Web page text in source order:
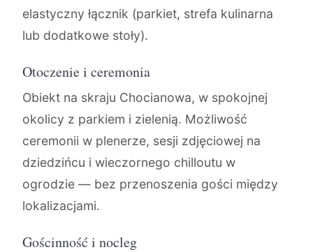
elastyczny łącznik (parkiet, strefa kulinarna
lub dodatkowe stoły).
Otoczenie i ceremonia
Obiekt na skraju Chocianowa, w spokojnej
okolicy z parkiem i zielenią. Możliwość
ceremonii w plenerze, sesji zdjęciowej na
dziedzińcu i wieczornego chilloutu w
ogrodzie — bez przenoszenia gości między
lokalizacjami.
Gościnność i nocleg